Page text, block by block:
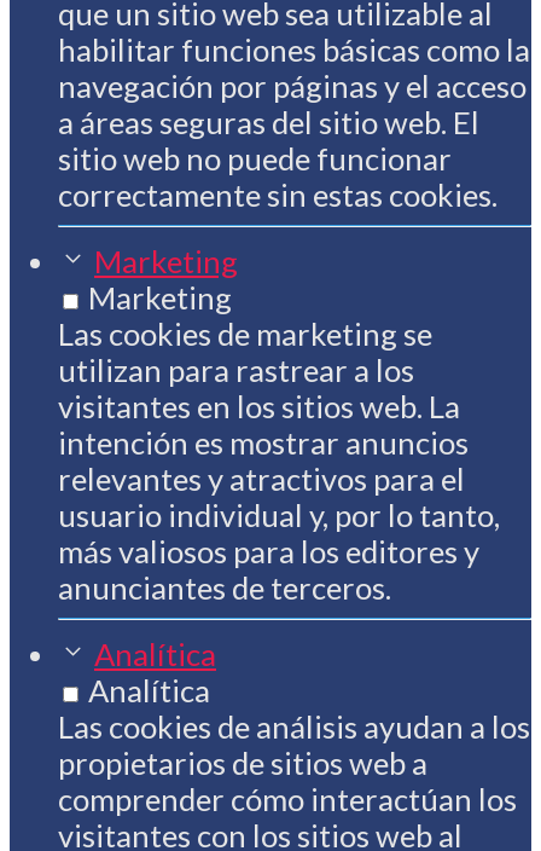
que un sitio web sea utilizable al
habilitar funciones básicas como la
navegación por páginas y el acceso
a áreas seguras del sitio web. El
sitio web no puede funcionar
correctamente sin estas cookies.
Marketing
Marketing
Las cookies de marketing se
utilizan para rastrear a los
visitantes en los sitios web. La
intención es mostrar anuncios
relevantes y atractivos para el
usuario individual y, por lo tanto,
más valiosos para los editores y
anunciantes de terceros.
Analítica
Analítica
Las cookies de análisis ayudan a los
propietarios de sitios web a
comprender cómo interactúan los
visitantes con los sitios web al